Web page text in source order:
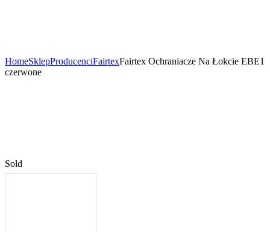
HomeSklepProducenciFairtexFairtex Ochraniacze Na Łokcie EBE1
czerwone
Sold